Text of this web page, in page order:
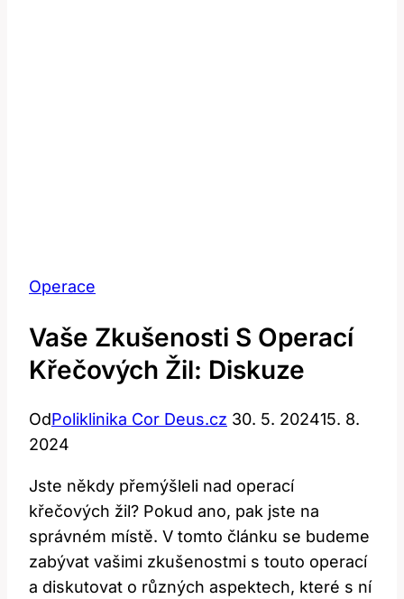
Operace
Vaše Zkušenosti S Operací
Křečových Žil: Diskuze
OdPoliklinika Cor Deus.cz 30. 5. 202415. 8.
2024
Jste někdy přemýšleli nad operací
křečových žil? Pokud ano, pak jste na
správném místě. V tomto článku se budeme
zabývat vašimi zkušenostmi s touto operací
a diskutovat o různých aspektech, které s ní